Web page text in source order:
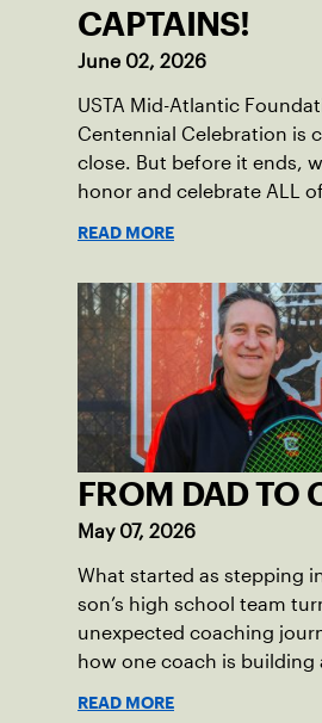
CAPTAINS!
June 02, 2026
USTA Mid-Atlantic
Centennial Celebration is
close. But before it ends,
honor and celebrate ALL
community among adult
also ensure tennis in our
vibrant and strong.
READ MORE
FROM DAD TO
May 07, 2026
What started as stepping
son’s high school team
unexpected coaching
how one coach is building
READ MORE